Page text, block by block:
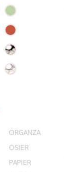
ORGANZA
OSIER
PAPIER